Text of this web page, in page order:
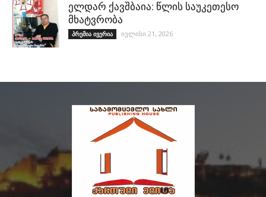
ელდარ ქავშბაია: წლის საუკეთესო
მხატვრობა
პრემია ივერია ივლისი 21, 2026